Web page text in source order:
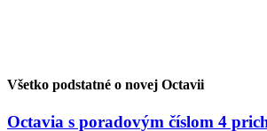
Všetko podstatné o novej Octavii
Octavia s poradovým číslom 4